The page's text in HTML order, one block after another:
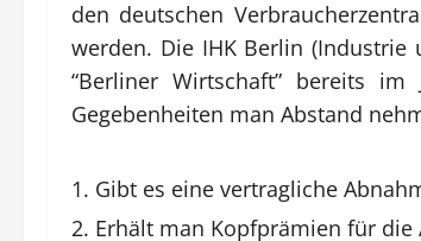
den deutschen
werden. Die IHK Berlin
“Berliner Wirtschaft” bereits
Gegebenheiten man Abstand
Gibt es eine vertragliche
Erhält man Kopfprämien für